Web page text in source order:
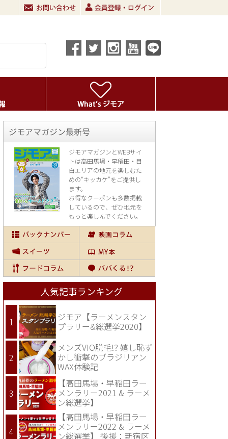
ジモアマガジン最新号
ジモアマガジンとWEBサイ
トは高田馬場・早稲田・目
白エリアの地元を楽しむた
めの“キッカケ”をご提供し
ます。
お得なクーポンも多数掲載
しているので、 ぜひ地元を
もっと楽しんでください。
人気記事ランキング
ジモア【ラーメンスタン
プラリー&総選挙2020】
メンズVIO脱毛!? 嬉し恥ず
かし衝撃のブラジリアン
WAX体験記
【高田馬場・早稲田ラー
メンラリー2021 & ラーメ
ン総選挙】
【高田馬場・早稲田ラー
メンラリー2022 & ラーメ
ン総選挙】 後援：新宿区